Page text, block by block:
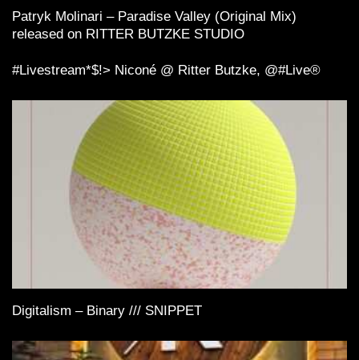
Patryk Molinari – Paradise Valley (Original Mix)
released on RITTER BUTZKE STUDIO
#Livestream*$!> Niconé️ @ Ritter Butzke, @#Live®
Digitalism – Binary /// SNIPPET